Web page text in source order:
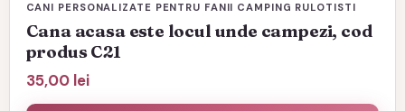
CANI PERSONALIZATE PENTRU FANII CAMPING RULOTISTI
Cana acasa este locul unde campezi, cod
produs C21
35,00 lei